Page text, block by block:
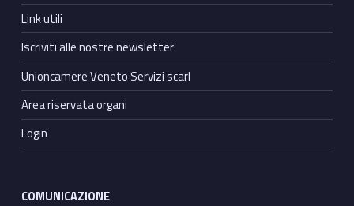
Link utili
Iscriviti alle nostre newsletter
Unioncamere Veneto Servizi scarl
Area riservata organi
Login
COMUNICAZIONE